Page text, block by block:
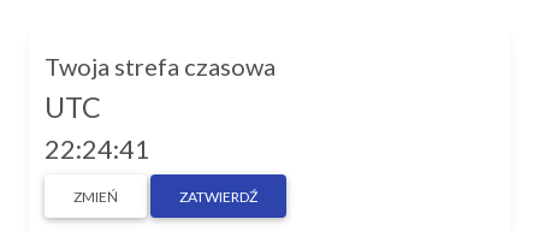
Twoja strefa czasowa
UTC
22:24:41
ZMIEŃ ZATWIERDŹ